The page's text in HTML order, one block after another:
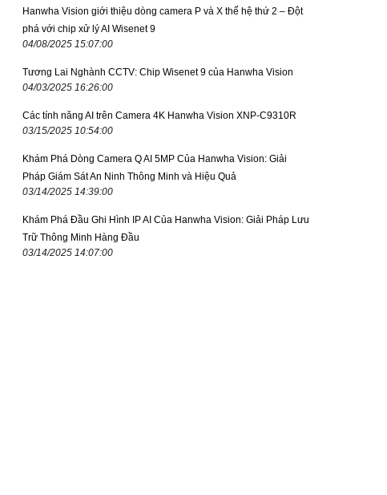
Hanwha Vision giới thiệu dòng camera P và X thế hệ thứ 2 – Đột
phá với chip xử lý AI Wisenet 9
04/08/2025 15:07:00
Tương Lai Nghành CCTV: Chip Wisenet 9 của Hanwha Vision
04/03/2025 16:26:00
Các tính năng AI trên Camera 4K Hanwha Vision XNP-C9310R
03/15/2025 10:54:00
Khám Phá Dòng Camera Q AI 5MP Của Hanwha Vision: Giải
Pháp Giám Sát An Ninh Thông Minh và Hiệu Quả
03/14/2025 14:39:00
Khám Phá Đầu Ghi Hình IP AI Của Hanwha Vision: Giải Pháp Lưu
Trữ Thông Minh Hàng Đầu
03/14/2025 14:07:00